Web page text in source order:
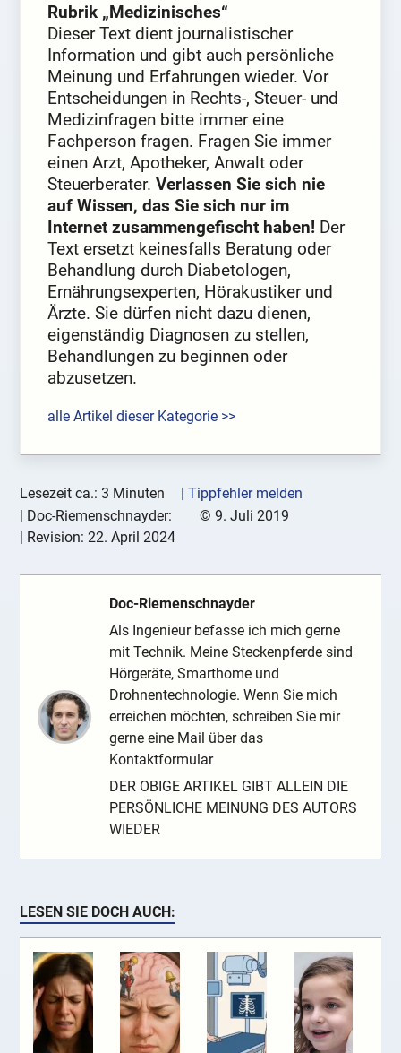
Rubrik „Medizinisches“
Dieser Text dient journalistischer
Information und gibt auch persönliche
Meinung und Erfahrungen wieder. Vor
Entscheidungen in Rechts-, Steuer- und
Medizinfragen bitte immer eine
Fachperson fragen. Fragen Sie immer
einen Arzt, Apotheker, Anwalt oder
Steuerberater.Verlassen Sie sich nie
auf Wissen, das Sie sich nur im
Internet zusammengefischt haben! Der
Text ersetzt keinesfalls Beratung oder
Behandlung durch Diabetologen,
Ernährungsexperten, Hörakustiker und
Ärzte. Sie dürfen nicht dazu dienen,
eigenständig Diagnosen zu stellen,
Behandlungen zu beginnen oder
abzusetzen.
alle Artikel dieser Kategorie >>
Lesezeit ca.: 3 Minuten
| Tippfehler melden
| Doc-Riemenschnayder: © 9. Juli 2019
| Revision:22. April 2024
Doc-Riemenschnayder
Als Ingenieur befasse ich mich gerne
mit Technik. Meine Steckenpferde sind
Hörgeräte, Smarthome und
Drohnentechnologie. Wenn Sie mich
erreichen möchten, schreiben Sie mir
gerne eine Mail über das
Kontaktformular
DER OBIGE ARTIKEL GIBT ALLEIN DIE
PERSÖNLICHE MEINUNG DES AUTORS
WIEDER
LESEN SIE DOCH AUCH: